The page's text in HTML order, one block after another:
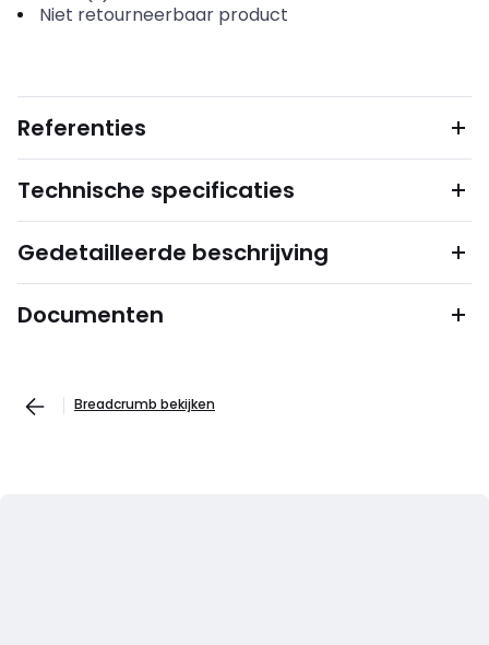
Niet retourneerbaar product
Referenties
Technische specificaties
Gedetailleerde beschrijving
Documenten
Breadcrumb bekijken